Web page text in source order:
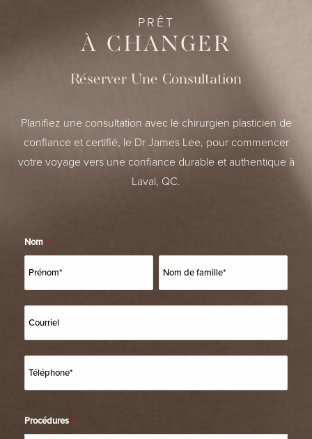
PRÊT
À CHANGER
Réserver Une Consultation
Planifiez une consultation avec le chirurgien plasticien de
confiance et certifié, le Dr James Lee, pour commencer
votre voyage vers une confiance durable et authentique à
Laval, QC.
Nom *
Procédures *